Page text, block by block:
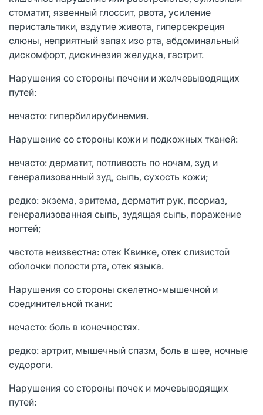
стоматит, язвенный глоссит, рвота, усиление
перистальтики, вздутие живота, гиперсекреция
слюны, неприятный запах изо рта, абдоминальный
дискомфорт, дискинезия желудка, гастрит.
Нарушения со стороны печени и желчевыводящих
путей:
нечасто: гипербилирубинемия.
Нарушение со стороны кожи и подкожных тканей:
нечасто: дерматит, потливость по ночам, зуд и
генерализованный зуд, сыпь, сухость кожи;
редко: экзема, эритема, дерматит рук, псориаз,
генерализованная сыпь, зудящая сыпь, поражение
ногтей;
частота неизвестна: отек Квинке, отек слизистой
оболочки полости рта, отек языка.
Нарушения со стороны скелетно-мышечной и
соединительной ткани:
нечасто: боль в конечностях.
редко: артрит, мышечный спазм, боль в шее, ночные
судороги.
Нарушения со стороны почек и мочевыводящих
путей: